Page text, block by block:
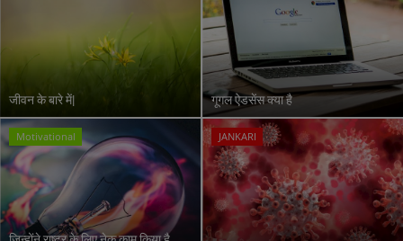
जीवन के बारे में| गूगल ऐडसेंस क्या है
Motivational JANKARI